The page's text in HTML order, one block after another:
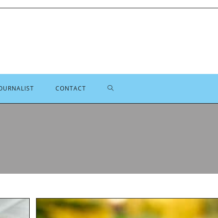
CONTACT TOGGLE